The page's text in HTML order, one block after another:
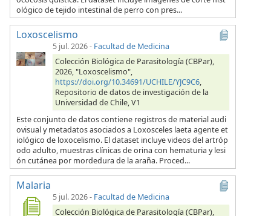
ológico de tejido intestinal de perro con pres...
Loxoscelismo
5 jul. 2026- Facultad de Medicina
Colección Biológica de Parasitología (CBPar),
2026, "Loxoscelismo",
https://doi.org/10.34691/UCHILE/YJC9C6,
Repositorio de datos de investigación de la
Universidad de Chile, V1
Este conjunto de datos contiene registros de material audi
ovisual y metadatos asociados a Loxosceles laeta agente et
iológico de loxocelismo. El dataset incluye videos del artróp
odo adulto, muestras clínicas de orina con hematuria y lesi
ón cutánea por mordedura de la araña. Proced...
Malaria
5 jul. 2026- Facultad de Medicina
Colección Biológica de Parasitología (CBPar),